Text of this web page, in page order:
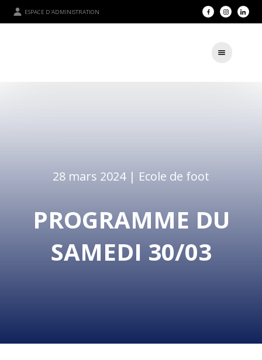
ESPACE D'ADMINISTRATION
28 mars 2024 | Ecole de foot
PROGRAMME DU
SAMEDI 30/03